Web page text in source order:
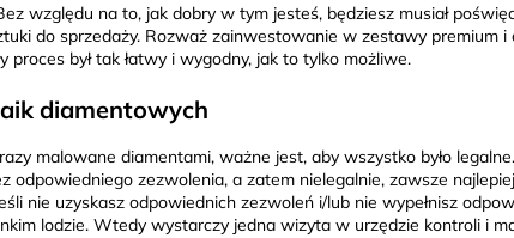
względu na to, jak dobry w tym jesteś, będziesz musiał
do sprzedaży. Rozważ zainwestowanie w zestawy premium i
był tak łatwy i wygodny, jak to tylko możliwe.
diamentowych
malowane diamentami, ważne jest, aby wszystko było
odpowiedniego zezwolenia, a zatem nielegalnie, zawsze
nie uzyskasz odpowiednich zezwoleń i/lub nie wypełnisz
lodzie. Wtedy wystarczy jedna wizyta w urzędzie kontroli i